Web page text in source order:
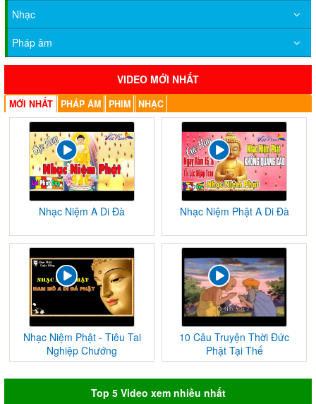
Nhạc
Pháp âm
VIDEO MỚI NHẤT
MỚI NHẤT PHÁP ÂM PHIM NHẠC
Nhạc Niệm A Di Đà Nhạc Niệm Phật A Di Đà
Nhạc Niệm Phật - Tiêu Tai
Nghiệp Chướng
10 Câu Truyện Thời Đức
Phật Tại Thế
Top 5 Video xem nhiều nhất